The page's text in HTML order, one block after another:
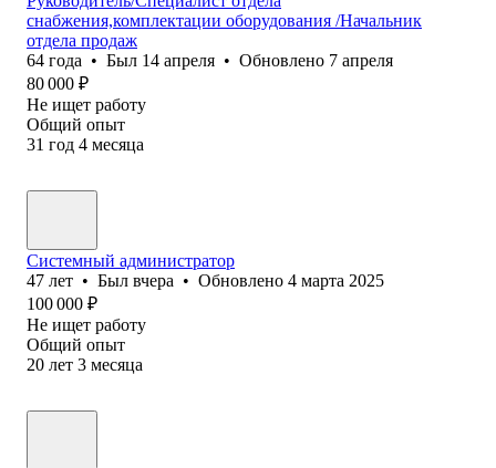
снабжения,комплектации оборудования /Начальник
отдела продаж
64 года • Был 14 апреля • Обновлено 7 апреля
80 000 ₽
Не ищет работу
Общий опыт
31 год 4 месяца
Системный администратор
47 лет • Был вчера • Обновлено 4 марта 2025
100 000 ₽
Не ищет работу
Общий опыт
20 лет 3 месяца